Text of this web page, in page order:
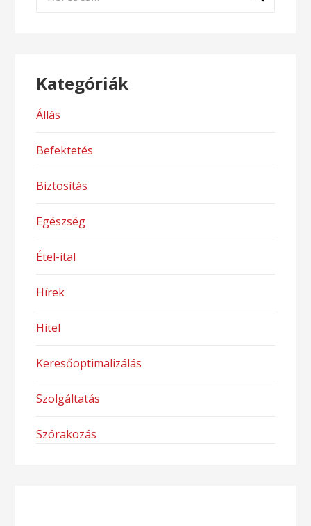
Kategóriák
Állás
Befektetés
Biztosítás
Egészség
Étel-ital
Hírek
Hitel
Keresőoptimalizálás
Szolgáltatás
Szórakozás